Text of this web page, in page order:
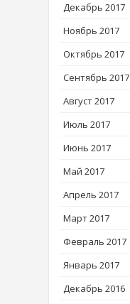
Декабрь 2017
Ноябрь 2017
Октябрь 2017
Сентябрь 2017
Август 2017
Июль 2017
Июнь 2017
Май 2017
Апрель 2017
Март 2017
Февраль 2017
Январь 2017
Декабрь 2016